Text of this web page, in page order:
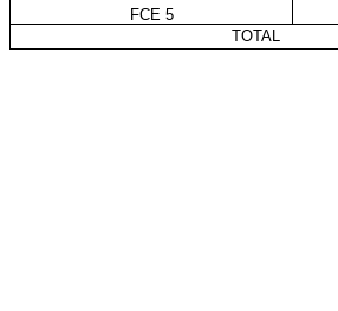
FCE 5
TOTAL